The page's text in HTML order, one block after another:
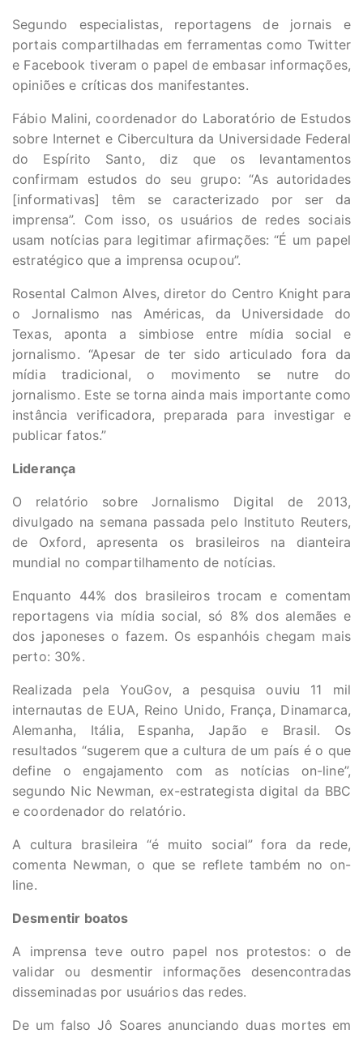
Segundo especialistas, reportagens de jornais e
portais compartilhadas em ferramentas como Twitter
e Facebook tiveram o papel de embasar informações,
opiniões e críticas dos manifestantes.
Fábio Malini, coordenador do Laboratório de Estudos
sobre Internet e Cibercultura da Universidade Federal
do Espírito Santo, diz que os levantamentos
confirmam estudos do seu grupo: “As autoridades
[informativas] têm se caracterizado por ser da
imprensa”. Com isso, os usuários de redes sociais
usam notícias para legitimar afirmações: “É um papel
estratégico que a imprensa ocupou”.
Rosental Calmon Alves, diretor do Centro Knight para
o Jornalismo nas Américas, da Universidade do
Texas, aponta a simbiose entre mídia social e
jornalismo. “Apesar de ter sido articulado fora da
mídia tradicional, o movimento se nutre do
jornalismo. Este se torna ainda mais importante como
instância verificadora, preparada para investigar e
publicar fatos.”
Liderança
O relatório sobre Jornalismo Digital de 2013,
divulgado na semana passada pelo Instituto Reuters,
de Oxford, apresenta os brasileiros na dianteira
mundial no compartilhamento de notícias.
Enquanto 44% dos brasileiros trocam e comentam
reportagens via mídia social, só 8% dos alemães e
dos japoneses o fazem. Os espanhóis chegam mais
perto: 30%.
Realizada pela YouGov, a pesquisa ouviu 11 mil
internautas de EUA, Reino Unido, França, Dinamarca,
Alemanha, Itália, Espanha, Japão e Brasil. Os
resultados “sugerem que a cultura de um país é o que
define o engajamento com as notícias on-line”,
segundo Nic Newman, ex-estrategista digital da BBC
e coordenador do relatório.
A cultura brasileira “é muito social” fora da rede,
comenta Newman, o que se reflete também no on-
line.
Desmentir boatos
A imprensa teve outro papel nos protestos: o de
validar ou desmentir informações desencontradas
disseminadas por usuários das redes.
De um falso Jô Soares anunciando duas mortes em